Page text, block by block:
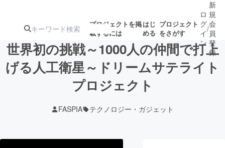
プロジェクトを掲
載するには
はじ
める
プロジェクト
をさがす
注目の新着プロ募集終了が近いプ
ロ
グ
イ
ン
/
新
規
会
員
登
録
世界初の挑戦～1000人の仲間で打上
げる人工衛星～ドリームサテライト
プロジェクト
FASPIA テクノロジー・ガジェット